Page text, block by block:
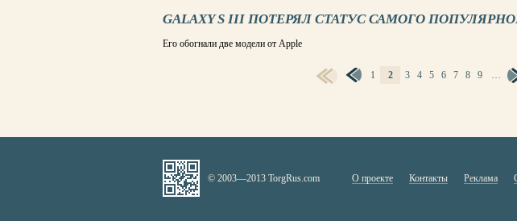
GALAXY S III ПОТЕРЯЛ СТАТУС САМОГО
Его обогнали две модели от Apple
1 2 3 4 5 6 7 8 9 …
© 2003—2013 TorgRus.com О проекте Контакты Реклама